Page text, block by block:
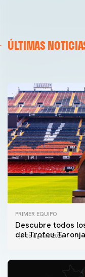
ÚLTIMAS
PRIMER EQUIPO
Descubre todos
del Trofeu Taronja
06 agosto 2026